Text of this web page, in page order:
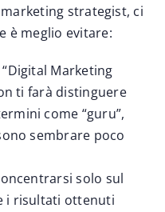
strategist, ci
è meglio evitare:
“Digital Marketing
ti farà distinguere
come “guru”,
sembrare poco
solo sul
i risultati ottenuti